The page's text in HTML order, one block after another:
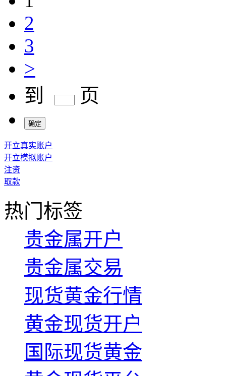
2
3
>
到
页
确定
开立真实账户
开立模拟账户
注资
取款
热门标签
贵金属开户
贵金属交易
现货黄金行情
黄金现货开户
国际现货黄金